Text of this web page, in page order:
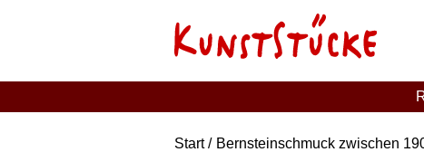
Start Bernsteinschmuck zwischen